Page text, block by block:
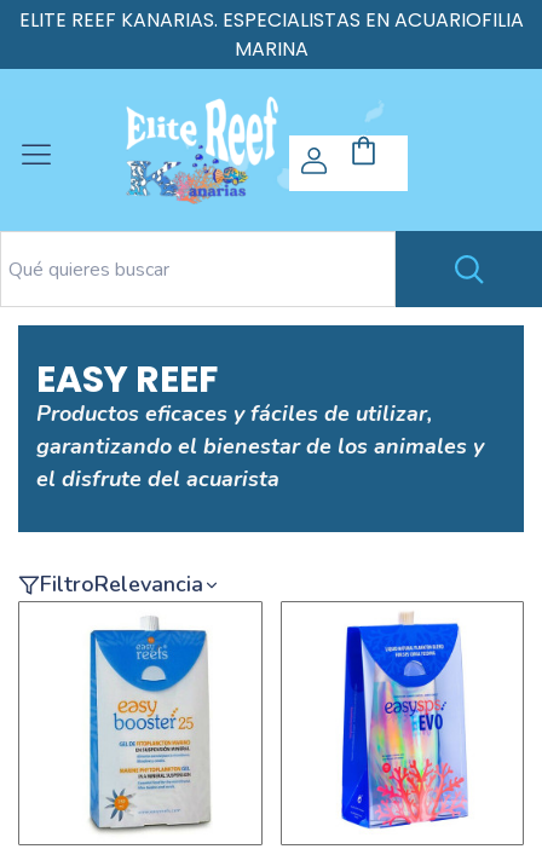
ELITE REEF KANARIAS. ESPECIALISTAS EN ACUARIOFILIA
MARINA
EASY REEF
Productos eficaces y fáciles de utilizar,
garantizando el bienestar de los animales y
el disfrute del acuarista
FiltroRelevancia